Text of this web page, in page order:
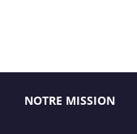
NOTRE MISSION